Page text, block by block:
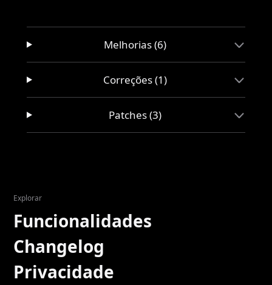
Melhorias (6)
Correções (1)
Patches (3)
Explorar
Funcionalidades
Changelog
Privacidade